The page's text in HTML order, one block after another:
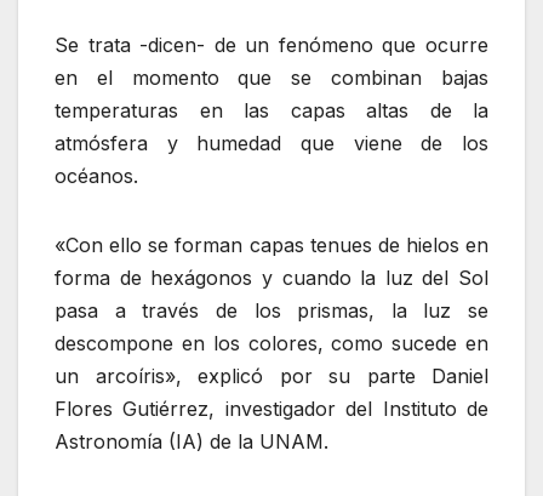
Se trata -dicen- de un fenómeno que ocurre
en el momento que se combinan bajas
temperaturas en las capas altas de la
atmósfera y humedad que viene de los
océanos.
«Con ello se forman capas tenues de hielos en
forma de hexágonos y cuando la luz del Sol
pasa a través de los prismas, la luz se
descompone en los colores, como sucede en
un arcoíris», explicó por su parte Daniel
Flores Gutiérrez, investigador del Instituto de
Astronomía (IA) de la UNAM.